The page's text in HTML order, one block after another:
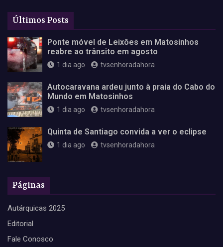
Últimos Posts
Ponte móvel de Leixões em Matosinhos
reabre ao trânsito em agosto
1 dia ago tvsenhoradahora
Autocaravana ardeu junto à praia do Cabo do
Mundo em Matosinhos
1 dia ago tvsenhoradahora
Quinta de Santiago convida a ver o eclipse
1 dia ago tvsenhoradahora
Páginas
Autárquicas 2025
Editorial
Fale Conosco